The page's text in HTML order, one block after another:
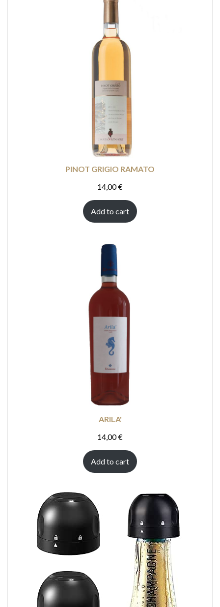
PINOT GRIGIO RAMATO
14,00€
Add to cart
ARILA'
14,00€
Add to cart